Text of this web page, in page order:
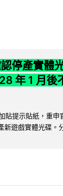
停產實體
年 1 月後
貼提示貼紙，重申
新遊戲實體光碟。